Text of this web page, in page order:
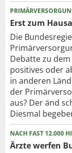
Erst zum
Die
Debatte zu
positives oder
in anderen
der
aus? Der änd
Diesmal
NACH FAST 12.000
Ärzte werfen